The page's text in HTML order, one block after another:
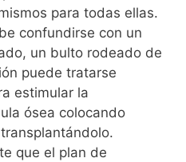
para todas ellas.
confundirse con un
un bulto rodeado de
puede tratarse
estimular la
ósea colocando
que el plan de